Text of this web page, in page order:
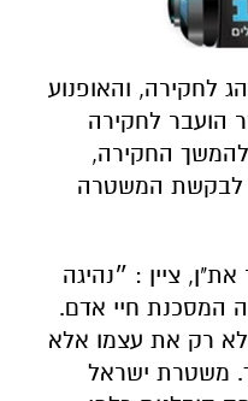
לחקירה, והאופנוע
הועבר לחקירה
להמשך החקירה,
לבקשת המשטרה
ציין : ״נהיגה
המסכנת חיי אדם.
לא רק את עצמו אלא
משטרת ישראל